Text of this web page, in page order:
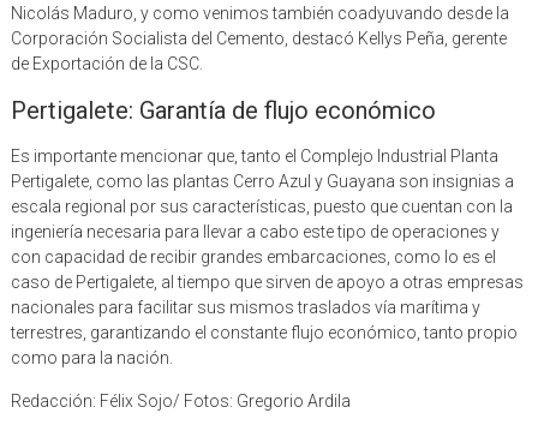
Nicolás Maduro, y como venimos también coadyuvando desde la
Corporación Socialista del Cemento, destacó Kellys Peña, gerente
de Exportación de la CSC.
Pertigalete: Garantía de flujo económico
Es importante mencionar que, tanto el Complejo Industrial Planta
Pertigalete, como las plantas Cerro Azul y Guayana son insignias a
escala regional por sus características, puesto que cuentan con la
ingeniería necesaria para llevar a cabo este tipo de operaciones y
con capacidad de recibir grandes embarcaciones, como lo es el
caso de Pertigalete, al tiempo que sirven de apoyo a otras empresas
nacionales para facilitar sus mismos traslados vía marítima y
terrestres, garantizando el constante flujo económico, tanto propio
como para la nación.
Redacción: Félix Sojo/ Fotos: Gregorio Ardila